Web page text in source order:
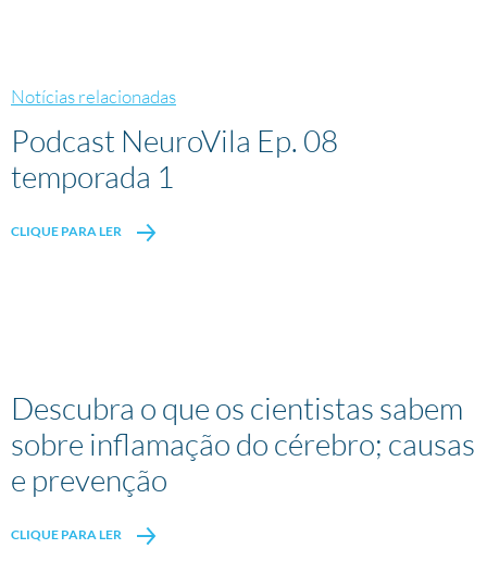
Notícias relacionadas
Podcast NeuroVila Ep. 08
temporada 1
CLIQUE PARA LER
Descubra o que os cientistas sabem
sobre inflamação do cérebro; causas
e prevenção
CLIQUE PARA LER